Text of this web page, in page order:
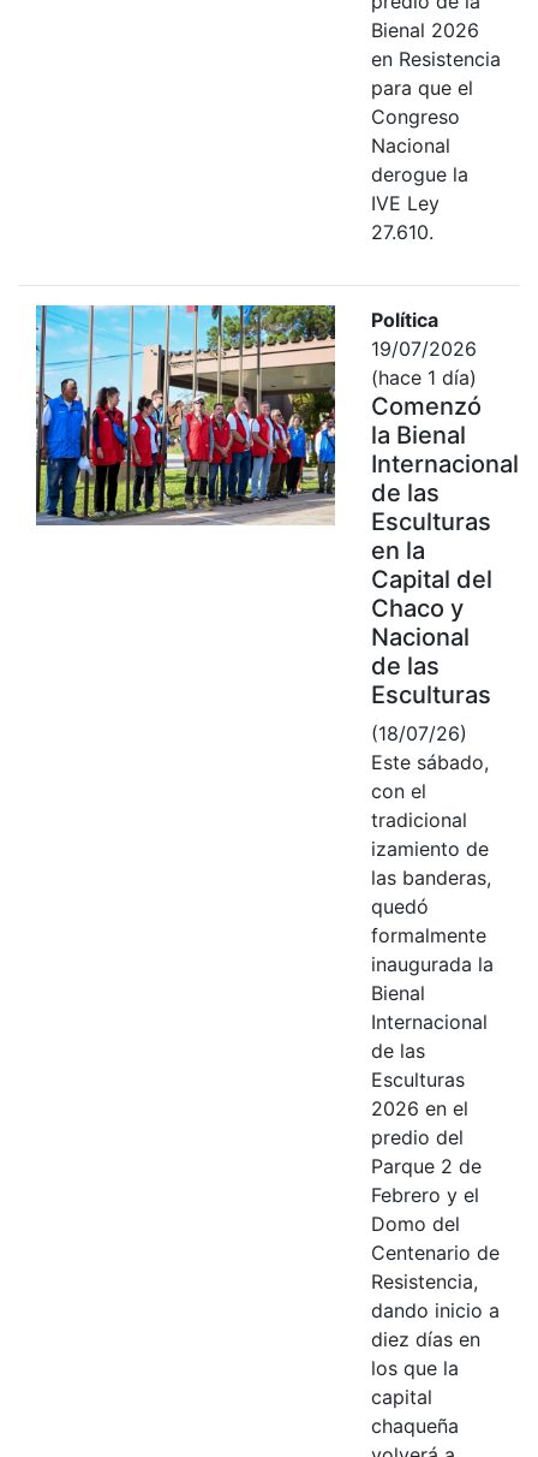
Bienal 2026
en Resistencia
para que el
Congreso
Nacional
derogue la
IVE Ley
27.610.
Política
19/07/2026
(hace 1 día)
Comenzó
la Bienal
Internacional
de las
Esculturas
en la
Capital del
Chaco y
Nacional
de las
Esculturas
(18/07/26)
Este sábado,
con el
tradicional
izamiento de
las banderas,
quedó
formalmente
inaugurada la
Bienal
Internacional
de las
Esculturas
2026 en el
predio del
Parque 2 de
Febrero y el
Domo del
Centenario de
Resistencia,
dando inicio a
diez días en
los que la
capital
chaqueña